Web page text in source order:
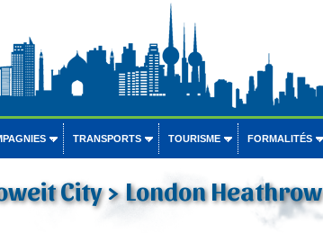
TRANSPORTS TOURISME FORMALITÉS
City > London Heathrow